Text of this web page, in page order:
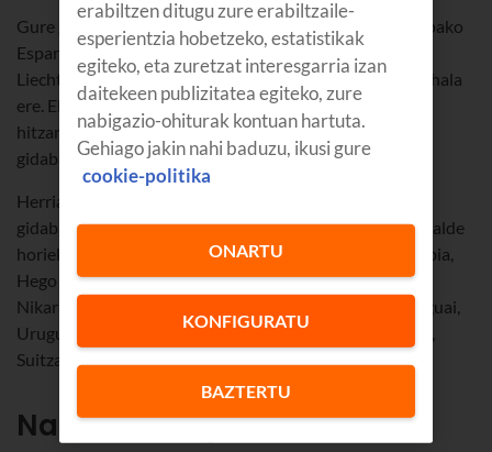
Gure gidabaimenak, oro har, ez du balio EBtik edo Europako
Esparru Ekonomikotik kanpo gidatzeko (Islandia,
Liechtenstein eta Norvegia). Badira salbuespen batzuk, hala
ere. EBtik kanpoko herrialde batzuekin akordio edo
hitzarmen bat dago, zeinaren arabera bata bestearen
gidabaimenak onartzen baitira.
Herrialde horietan, beraz, ez duzu arazorik izango zure
gidabaimenarekin gidatzeko aldi batez. Hauek dira herrialde
horiek: Andorra, Aljeria, Argentina, Bolivia, Txile, Kolonbia,
Hego Korea, Costa Rica, Ekuador, Japonia, Maroko,
Nikaragua, Peru, Dominikar Errepublika, Panama, Paraguai,
Uruguai, Brasil, El Salvador, Filipinak, Guatemala, Serbia,
Suitza, Turkia, Tunisia, Ukraina eta Mazedonia.
Nazioarteko gidabaimena
erabiltzen ditugu zure erabiltzaile-
esperientzia hobetzeko, estatistikak
egiteko, eta zuretzat interesgarria izan
daitekeen publizitatea egiteko, zure
nabigazio-ohiturak kontuan hartuta.
Gehiago jakin nahi baduzu, ikusi gure
cookie-politika
KONFIGURATU
BAZTERTU
ONARTU